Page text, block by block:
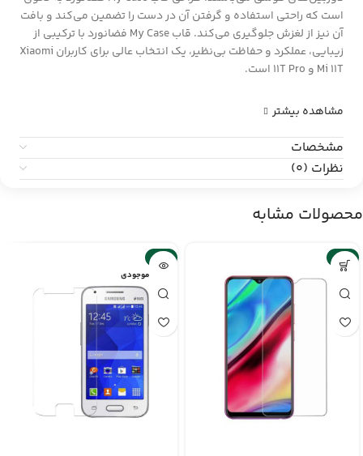
است که راحتی استفاده و گرفتن آن در دست را تضمین می‌کند و بافت
آن نیز از لغزش جلوگیری می‌کند. قاب My Case فضانورد با ترکیبی از
زیبایی، عملکرد و حفاظت بی‌نظیر، یک انتخاب عالی برای کاربران Xiaomi
Mi 11T و 11T Pro است.
مشاهده بیشتر
مشخصات
نظرات (0)
محصولات مشابه
-6%
-2%
اتمام موجودی